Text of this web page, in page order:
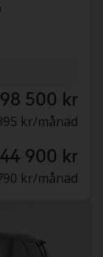
500 kr
kr/månad
900 kr
kr/månad